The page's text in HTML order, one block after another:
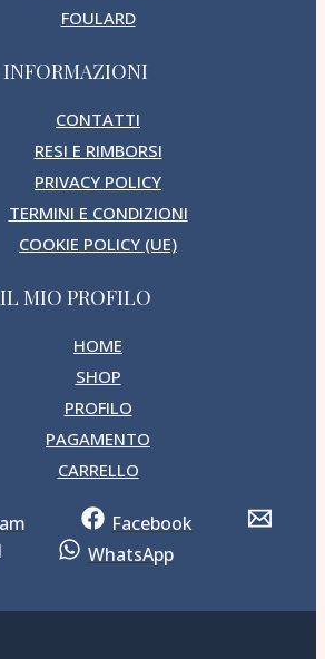
FOULARD
INFORMAZIONI
CONTATTI
RESI E RIMBORSI
PRIVACY POLICY
TERMINI E CONDIZIONI
COOKIE POLICY (UE)
IL MIO PROFILO
HOME
SHOP
PROFILO
PAGAMENTO
CARRELLO
Facebook
WhatsApp